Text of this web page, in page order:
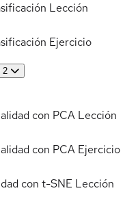
Lección
Ejercicio
2
con PCA Lección
con PCA Ejercicio
con t-SNE Lección